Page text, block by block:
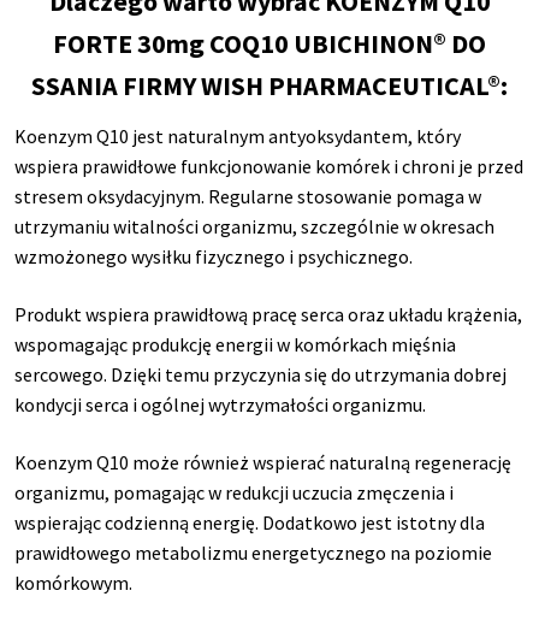
FORTE 30mg COQ10 UBICHINON® DO
SSANIA FIRMY WISH PHARMACEUTICAL®:
Koenzym Q10 jest naturalnym antyoksydantem, który
wspiera prawidłowe funkcjonowanie komórek i chroni je przed
stresem oksydacyjnym. Regularne stosowanie pomaga w
utrzymaniu witalności organizmu, szczególnie w okresach
wzmożonego wysiłku fizycznego i psychicznego.
Produkt wspiera prawidłową pracę serca oraz układu krążenia,
wspomagając produkcję energii w komórkach mięśnia
sercowego. Dzięki temu przyczynia się do utrzymania dobrej
kondycji serca i ogólnej wytrzymałości organizmu.
Koenzym Q10 może również wspierać naturalną regenerację
organizmu, pomagając w redukcji uczucia zmęczenia i
wspierając codzienną energię. Dodatkowo jest istotny dla
prawidłowego metabolizmu energetycznego na poziomie
komórkowym.